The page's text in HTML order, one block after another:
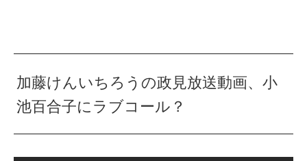
加藤けんいちろうの政見放送動画、小
池百合子にラブコール？